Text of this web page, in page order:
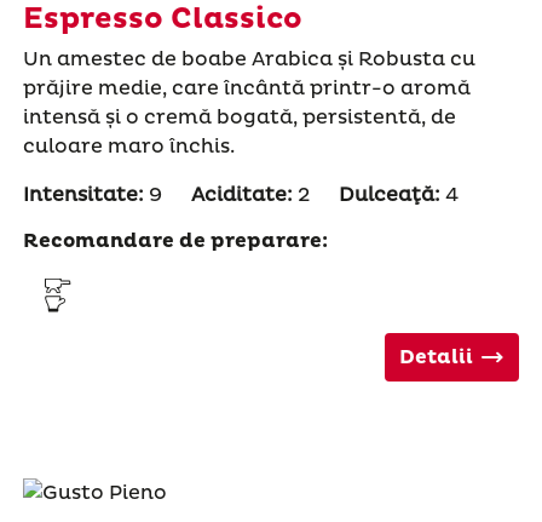
Espresso Classico
Un amestec de boabe Arabica și Robusta cu
prăjire medie, care încântă printr-o aromă
intensă și o cremă bogată, persistentă, de
culoare maro închis.
Intensitate: 9 Aciditate: 2 Dulceaţă: 4
Recomandare de preparare:
Detalii